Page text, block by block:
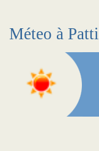
Méteo à Patti